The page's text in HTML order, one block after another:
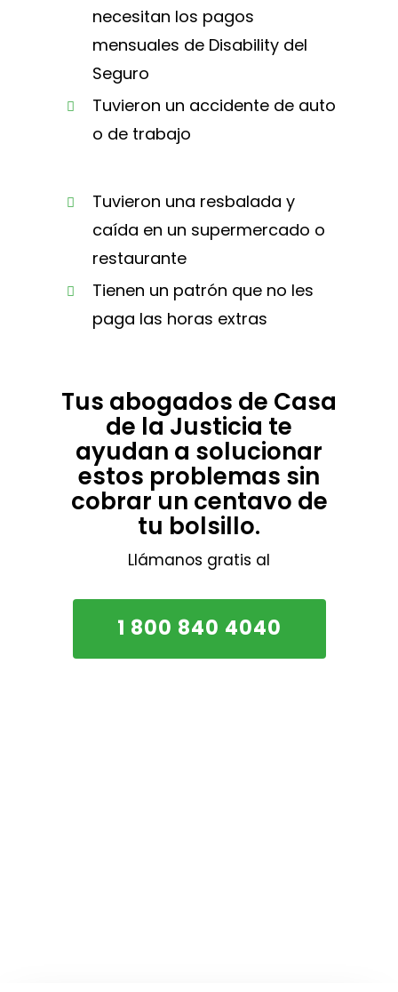
necesitan los pagos
mensuales de Disability del
Seguro
Tuvieron un accidente de auto
o de trabajo
Tuvieron una resbalada y
caída en un supermercado o
restaurante
Tienen un patrón que no les
paga las horas extras
Tus abogados de Casa
de la Justicia te
ayudan a solucionar
estos problemas sin
cobrar un centavo de
tu bolsillo.
Llámanos gratis al
1 800 840 4040